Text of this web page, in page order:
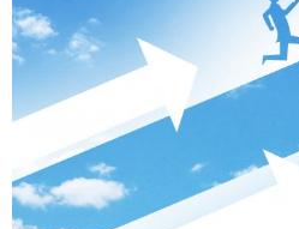
資料ダウンロー
２ヶ月無料体験申し